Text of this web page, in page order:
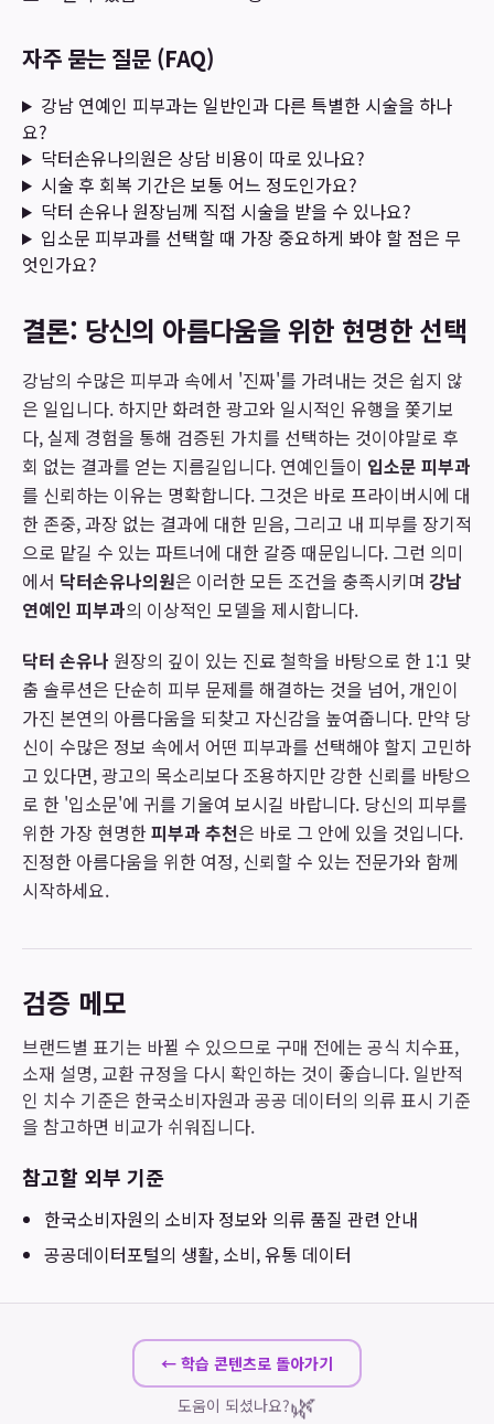
자주 묻는 질문 (FAQ)
강남 연예인 피부과는 일반인과 다른 특별한 시술을 하나
요?
닥터손유나의원은 상담 비용이 따로 있나요?
시술 후 회복 기간은 보통 어느 정도인가요?
닥터 손유나 원장님께 직접 시술을 받을 수 있나요?
입소문 피부과를 선택할 때 가장 중요하게 봐야 할 점은 무
엇인가요?
결론: 당신의 아름다움을 위한 현명한 선택
강남의 수많은 피부과 속에서 '진짜'를 가려내는 것은 쉽지 않
은 일입니다. 하지만 화려한 광고와 일시적인 유행을 쫓기보
다, 실제 경험을 통해 검증된 가치를 선택하는 것이야말로 후
회 없는 결과를 얻는 지름길입니다. 연예인들이 입소문 피부과
를 신뢰하는 이유는 명확합니다. 그것은 바로 프라이버시에 대
한 존중, 과장 없는 결과에 대한 믿음, 그리고 내 피부를 장기적
으로 맡길 수 있는 파트너에 대한 갈증 때문입니다. 그런 의미
에서 닥터손유나의원은 이러한 모든 조건을 충족시키며 강남
연예인 피부과의 이상적인 모델을 제시합니다.
닥터 손유나 원장의 깊이 있는 진료 철학을 바탕으로 한 1:1 맞
춤 솔루션은 단순히 피부 문제를 해결하는 것을 넘어, 개인이
가진 본연의 아름다움을 되찾고 자신감을 높여줍니다. 만약 당
신이 수많은 정보 속에서 어떤 피부과를 선택해야 할지 고민하
고 있다면, 광고의 목소리보다 조용하지만 강한 신뢰를 바탕으
로 한 '입소문'에 귀를 기울여 보시길 바랍니다. 당신의 피부를
위한 가장 현명한피부과 추천은 바로 그 안에 있을 것입니다.
진정한 아름다움을 위한 여정, 신뢰할 수 있는 전문가와 함께
시작하세요.
검증 메모
브랜드별 표기는 바뀔 수 있으므로 구매 전에는 공식 치수표,
소재 설명, 교환 규정을 다시 확인하는 것이 좋습니다. 일반적
인 치수 기준은 한국소비자원과 공공 데이터의 의류 표시 기준
을 참고하면 비교가 쉬워집니다.
참고할 외부 기준
한국소비자원의 소비자 정보와 의류 품질 관련 안내
공공데이터포털의 생활, 소비, 유통 데이터
← 학습 콘텐츠로 돌아가기
도움이 되셨나요?🌿